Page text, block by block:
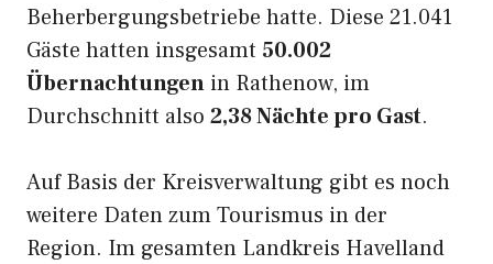
Beherbergungsbetriebe hatte. Diese 21.041
Gäste hatten insgesamt 50.002
Übernachtungen in Rathenow, im
Durchschnitt also 2,38 Nächte pro Gast.
Auf Basis der Kreisverwaltung gibt es noch
weitere Daten zum Tourismus in der
Region. Im gesamten Landkreis Havelland